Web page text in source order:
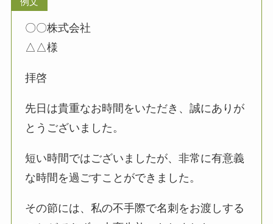
〇〇株式会社
△△様
拝啓
先日は貴重なお時間をいただき、誠にありが
とうございました。
短い時間ではございましたが、非常に有意義
な時間を過ごすことができました。
その節には、私の不手際で名刺をお渡しする